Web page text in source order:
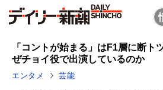
「コントが始まる」はF1層に断
ぜチョイ役で出演しているのか
エンタメ 芸能